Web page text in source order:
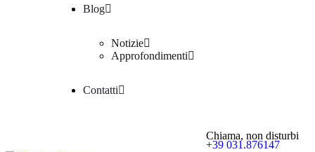
Blog
Notizie
Approfondimenti
Contatti
Chiama, non disturbi
+39 031.876147